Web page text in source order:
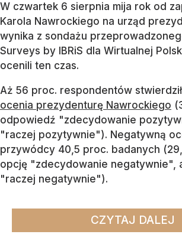
W czwartek 6 sierpnia mija rok od
Karola Nawrockiego na urząd
wynika z sondażu
Surveys by IBRiS dla Wirtualnej
ocenili ten czas.
Aż 56 proc. respondentów
ocenia prezydenturę Nawrockiego
odpowiedź "zdecydowanie
"raczej pozytywnie"). Negatywną
przywódcy 40,5 proc. badanych
opcję "zdecydowanie negatywnie",
"raczej negatywnie").
CZYTAJ DALEJ